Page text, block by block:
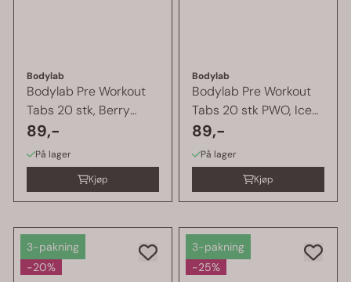
Bodylab
Bodylab Pre Workout
Tabs 20 stk, Berry
PWO
89,-
På lager
Kjøp
Bodylab
Bodylab Pre Workout
Tabs 20 stk PWO, Ice
Tea ...
89,-
På lager
Kjøp
3-pakning
-20%
3-pakning
-25%